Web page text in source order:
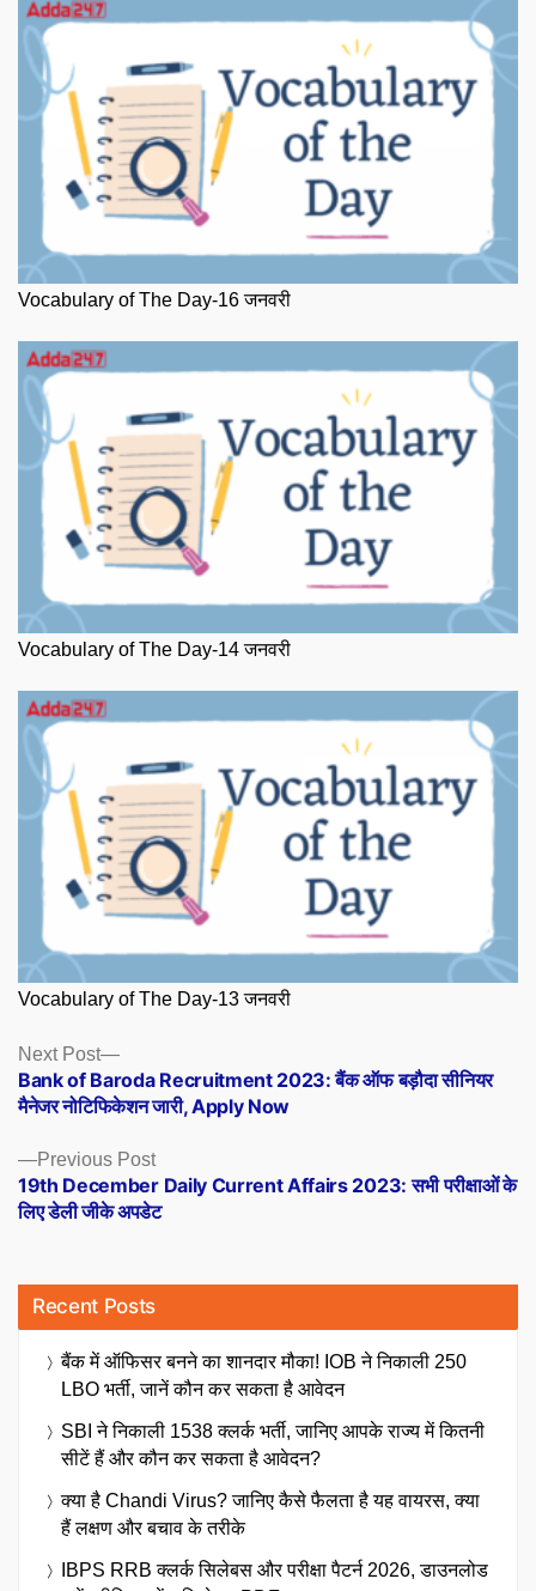
Vocabulary of The Day-16 जनवरी
Vocabulary of The Day-14 जनवरी
Vocabulary of The Day-13 जनवरी
Posts
navigation
Previous PostPrevious
post:
19th December Daily Current Affairs 2023: सभी परीक्षाओं के
लिए डेली जीके अपडेट
Next Post
Next
post:
Bank of Baroda Recruitment 2023: बैंक ऑफ बड़ौदा सीनियर
मैनेजर नोटिफिकेशन जारी, Apply Now
Recent Posts
बैंक में ऑफिसर बनने का शानदार मौका! IOB ने निकाली 250
LBO भर्ती, जानें कौन कर सकता है आवेदन
SBI ने निकाली 1538 क्लर्क भर्ती, जानिए आपके राज्य में कितनी
सीटें हैं और कौन कर सकता है आवेदन?
क्या है Chandi Virus? जानिए कैसे फैलता है यह वायरस, क्या
हैं लक्षण और बचाव के तरीके
IBPS RRB क्लर्क सिलेबस और परीक्षा पैटर्न 2026, डाउनलोड